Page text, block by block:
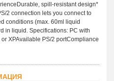
spill-resistant design*
2 connection lets you connect to
conditions (max. 60ml liquid
in liquid. Specifications: PC with
XPAvailable PS/2 portCompliance